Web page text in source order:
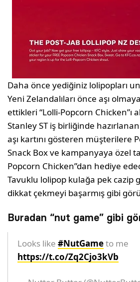
Daha önce yediğiniz lolipopları
Yeni Zelandalıları önce aşı
ettikleri “Lolli-Popcorn Chicken”ı
Stanley ST iş birliğinde
aşı kartını gösteren müşterilere
Snack Box ve kampanyaya özel
Popcorn Chicken”dan hediye
Tavuklu lolipop kulağa pek cazip
dikkat çekmeyi başarmış gibi
Buradan “nut game” gibi
Looks like#NutGameto me
https://t.co/Zq2Cjo3kVb